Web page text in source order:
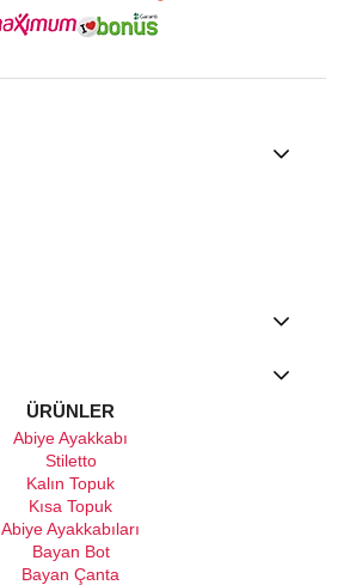
ÜRÜNLER
Abiye Ayakkabı
Stiletto
Kalın Topuk
Kısa Topuk
Abiye Ayakkabıları
Bayan Bot
Bayan Çanta